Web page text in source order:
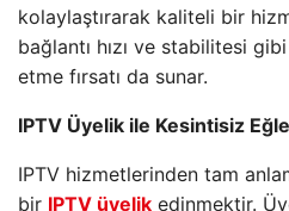
kolaylaştırarak kaliteli bir
bağlantı hızı ve stabilitesi
etme fırsatı da sunar.
IPTV Üyelik ile Kesintisiz
IPTV hizmetlerinden tam
bir IPTV üyelik edinmektir.